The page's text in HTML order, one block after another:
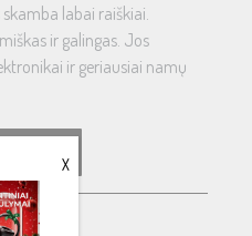
labai raiškiai.
ir galingas. Jos
ir geriausiai namų
X